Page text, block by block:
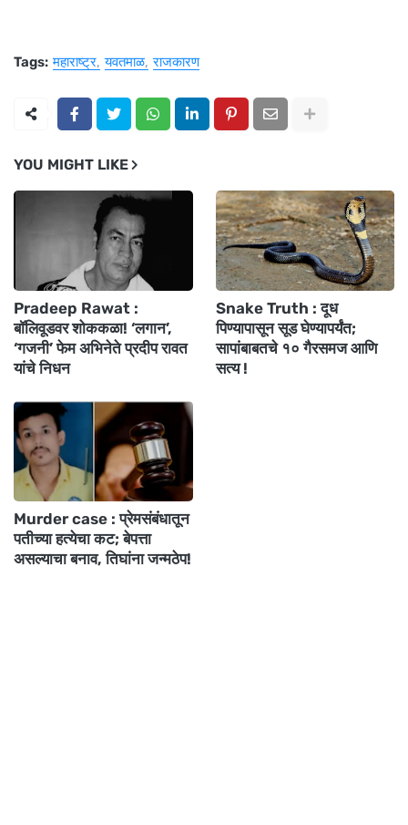
Tags: महाराष्ट्र यवतमाळ राजकारण
YOU MIGHT LIKE
Pradeep Rawat :
बॉलिवूडवर शोककळा! ‘लगान’,
‘गजनी’ फेम अभिनेते प्रदीप रावत
यांचे निधन
Snake Truth : दूध
पिण्यापासून सूड घेण्यापर्यंत;
सापांबाबतचे १० गैरसमज आणि
सत्य !
Murder case : प्रेमसंबंधातून
पतीच्या हत्येचा कट; बेपत्ता
असल्याचा बनाव, तिघांना जन्मठेप!